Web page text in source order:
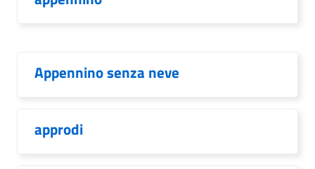
Appennino senza neve
approdi